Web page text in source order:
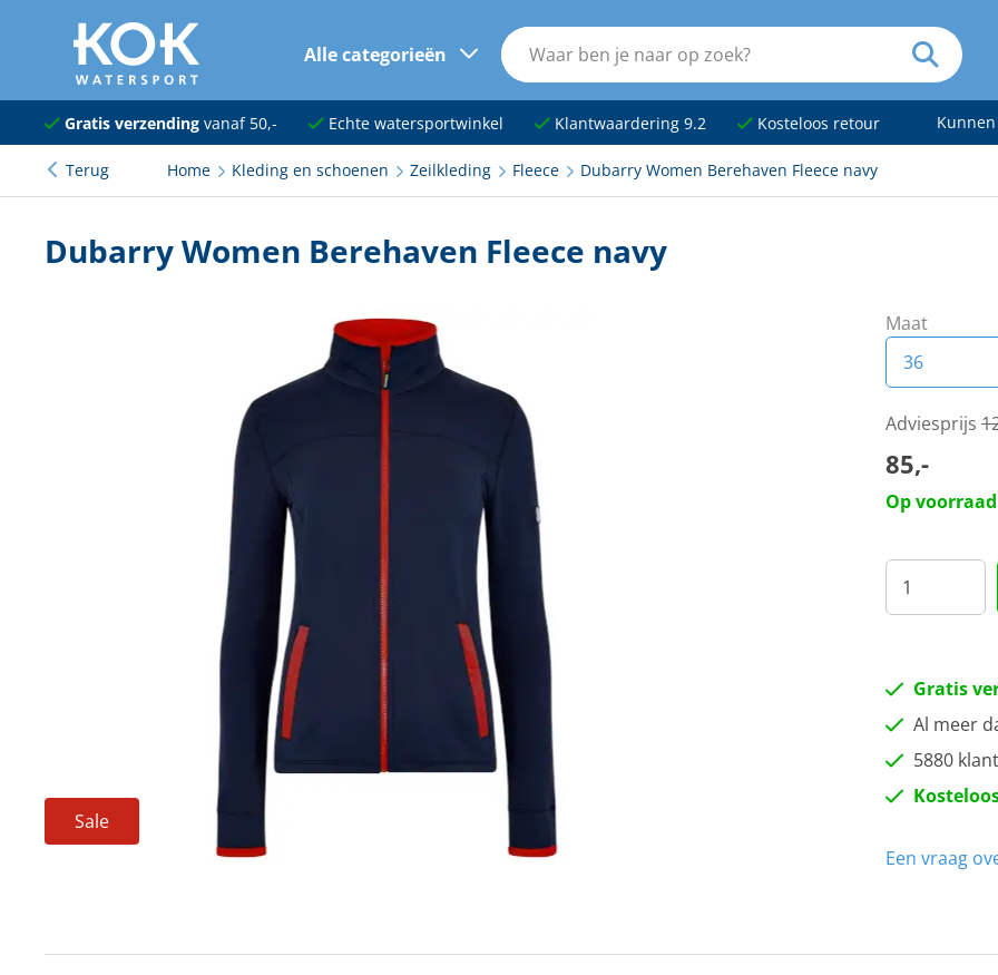
naar hoofdinhoud
Alle categorieën
Navigatie
Dekuitrusting
Onderhoud en verf
Kajuit en kombuis
Techniek en motor
Tuigage en dekbeslag
Boten, toebehoren en fun
Meubels en lifestyle
Gratis verzendingvanaf 50,- Echte watersportwinkel Klantwaardering 9.2 Kosteloos retour
Terug Home Kleding en schoenen Zeilkleding Fleece Dubarry Women Berehaven Fleece navy
Dubarry Women Berehaven Fleece navy
Sale
Maat
36
36
38
40
42
Adviesprijs
85,-
Op voorraad
Gratis
Al meer
5880
Een vraag